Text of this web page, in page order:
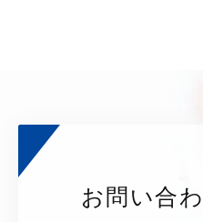
お問い合